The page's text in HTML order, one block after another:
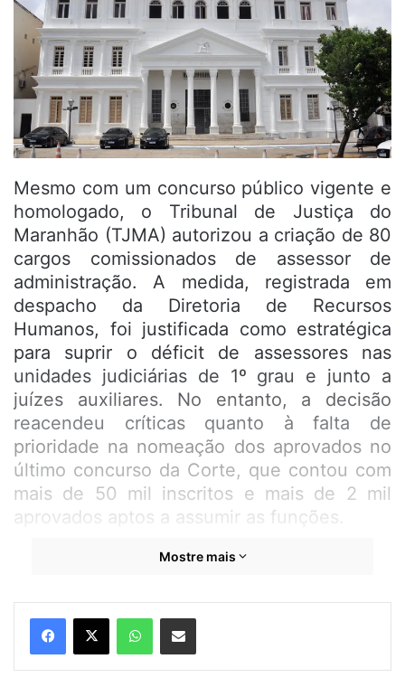
Mesmo com um concurso público vigente e
homologado, o Tribunal de Justiça do
Maranhão (TJMA) autorizou a criação de 80
cargos comissionados de assessor de
administração. A medida, registrada em
despacho da Diretoria de Recursos
Humanos, foi justificada como estratégica
para suprir o déficit de assessores nas
unidades judiciárias de 1º grau e junto a
juízes auxiliares. No entanto, a decisão
reacendeu críticas quanto à falta de
prioridade na nomeação dos aprovados no
último concurso da Corte, que contou com
mais de 50 mil inscritos e mais de 2 mil
aprovados aptos a assumir as funções.
Desde a homologação do certame, o TJMA
para não convocar servidores efetivos. Na
abertura do ano judiciário, o presidente da
Corte, desembargador Froz Sobrinho,
Mostre mais